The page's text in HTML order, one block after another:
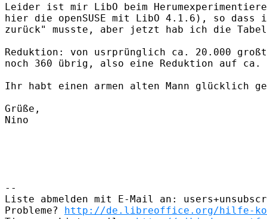
Leider ist mir LibO beim
hier die openSUSE mit LibO 4.1.6), so dass
zurück" musste, aber jetzt hab ich die
Reduktion: von usrprünglich ca. 20.000
noch 360 übrig, also eine Reduktion auf ca.
Ihr habt einen armen alten Mann glücklich
Grüße,
Nino
--
Liste abmelden mit E-Mail an:
Probleme? http://de.libreoffice.org/hilfe-